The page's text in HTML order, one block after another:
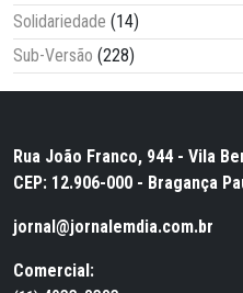
Solidariedade (14)
Sub-Versão (228)
Rua João Franco, 944 - Vila
CEP: 12.906-000 - Bragança
jornal@jornalemdia.com.br
Comercial: